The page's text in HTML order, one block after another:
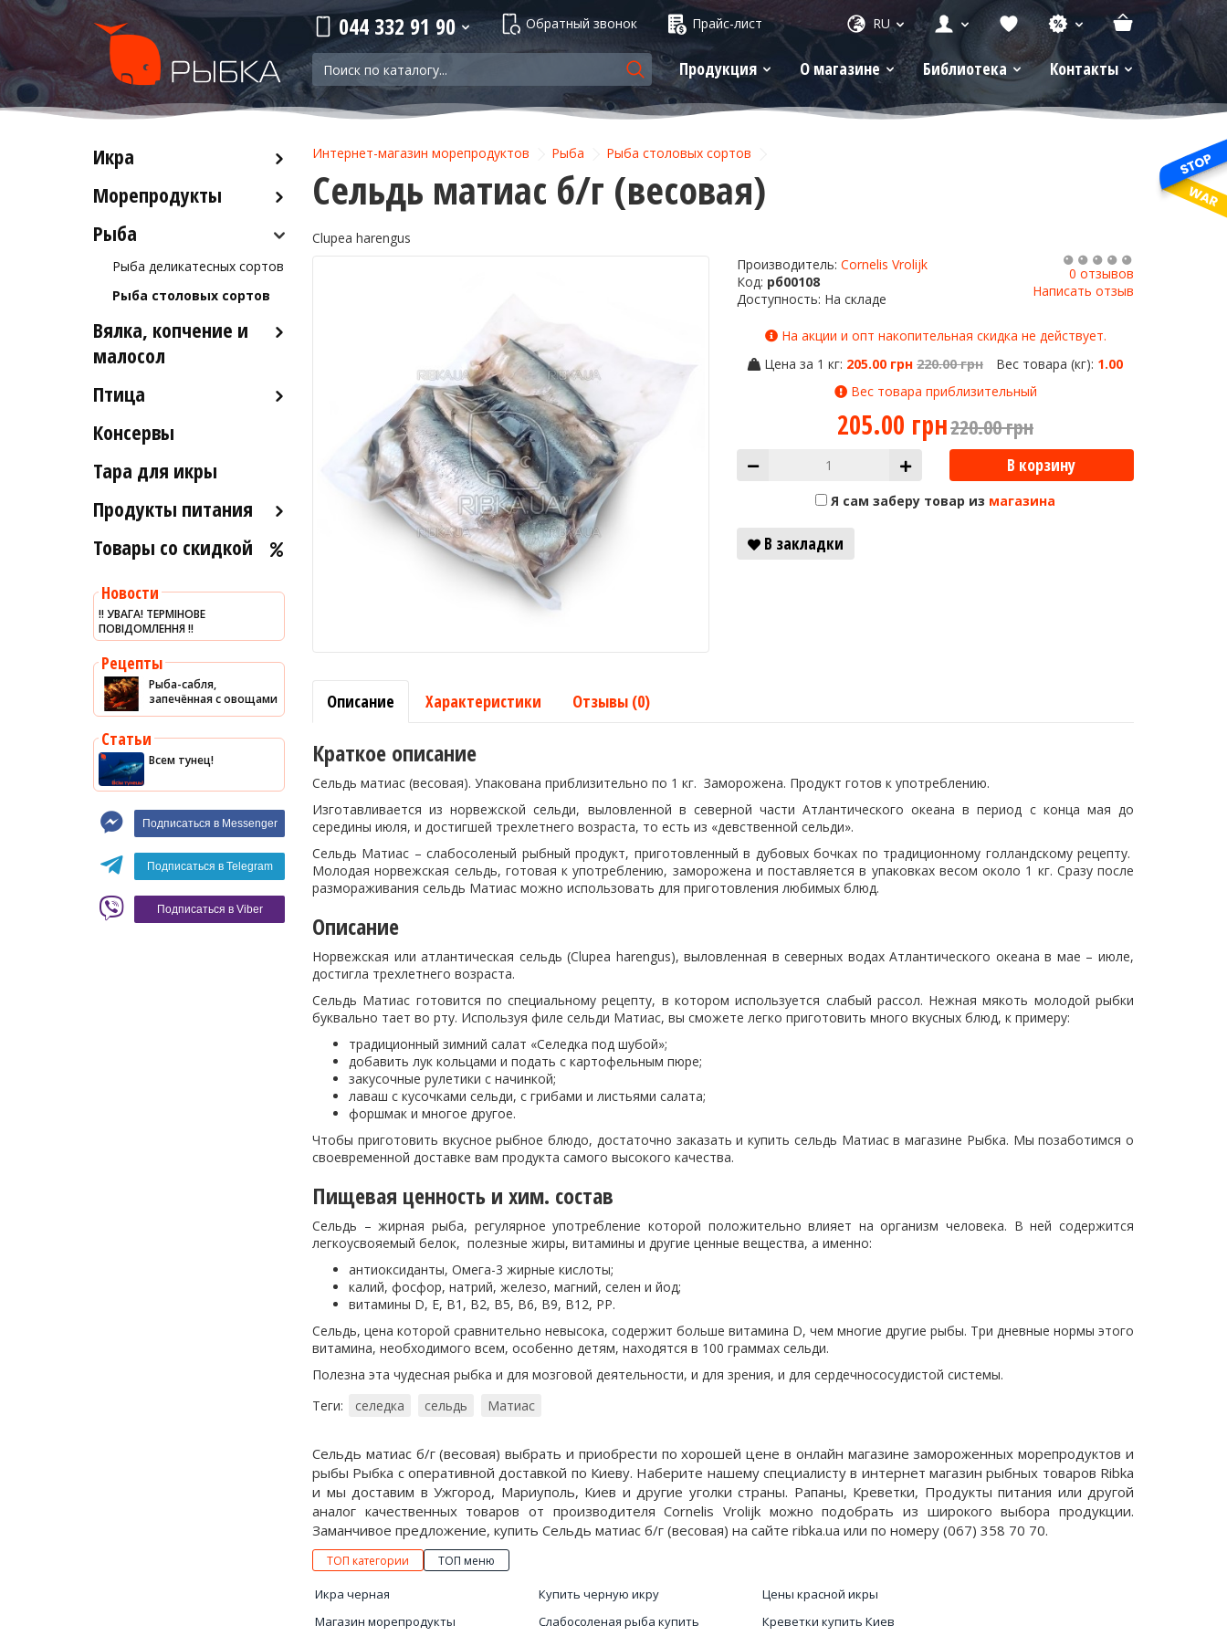
044 332 91 90 Обратный звонок Прайс-лист RU
Продукция О магазине Библиотека Контакты
Икра
Красная икра
Морепродукты
Кальмары
Осьминоги
Крабы
Лобстеры / Омары
Морской коктейль
Морские ежи
Улитки
Устрицы
Рыба
Рыба деликатесных сортов
Рыба столовых сортов
Вялка, копчение и
малосол
Икра вяленая
Рыба слабосоленая
Рыба холодного и
Птица
Индейка
Консервы
Тара для икры
Продукты питания
Оливковое масло
Уксус
Сыры
Соусы
Сладости
Рис
Оливки
Мясные изделия
Вино
Белое вино
Красное вино
Кофе
Blaser
Товары со скидкой
Новости
‼️ УВАГА! ТЕРМІНОВЕ
ПОВІДОМЛЕННЯ ‼️
Рецепты
Рыба-сабля,
запечённая с овощами
Статьи
Всем тунец!
Подписаться в Messenger
Подписаться в Telegram
Подписаться в Viber
Интернет-магазин морепродуктов Рыба Рыба столовых сортов
Сельдь матиас б/г (весовая)
Clupea harengus
Производитель: Cornelis Vrolijk
Код: рб00108
Доступность: На складе
0 отзывов
Написать отзыв
На акции и опт накопительная скидка не действует.
Цена за 1 кг: 205.00 грн 220.00 грн Вес товара (кг): 1.00
Вес товара приблизительный
205.00 грн220.00 грн
В корзину
Я сам заберу товар из магазина
В закладки
Описание Характеристики Отзывы (0)
Краткое описание
Сельдь матиас (весовая). Упакована приблизительно по 1 кг. Заморожена. Продукт готов к употреблению.
Изготавливается из норвежской сельди, выловленной в северной части Атлантического океана в период с конца мая до
середины июля, и достигшей трехлетнего возраста, то есть из «девственной сельди».
Сельдь Матиас – слабосоленый рыбный продукт, приготовленный в дубовых бочках по традиционному голландскому рецепту.
Молодая норвежская сельдь, готовая к употреблению, заморожена и поставляется в упаковках весом около 1 кг. Сразу после
размораживания сельдь Матиас можно использовать для приготовления любимых блюд.
Описание
Норвежская или атлантическая сельдь (Clupea harengus), выловленная в северных водах Атлантического океана в мае – июле,
достигла трехлетнего возраста.
Сельдь Матиас готовится по специальному рецепту, в котором используется слабый рассол. Нежная мякоть молодой рыбки
буквально тает во рту. Используя филе сельди Матиас, вы сможете легко приготовить много вкусных блюд, к примеру:
традиционный зимний салат «Селедка под шубой»;
добавить лук кольцами и подать с картофельным пюре;
закусочные рулетики с начинкой;
лаваш с кусочками сельди, с грибами и листьями салата;
форшмак и многое другое.
Чтобы приготовить вкусное рыбное блюдо, достаточно заказать и купить сельдь Матиас в магазине Рыбка. Мы позаботимся о
своевременной доставке вам продукта самого высокого качества.
Пищевая ценность и хим. состав
Сельдь – жирная рыба, регулярное употребление которой положительно влияет на организм человека. В ней содержится
легкоусвояемый белок, полезные жиры, витамины и другие ценные вещества, а именно:
антиоксиданты, Омега-3 жирные кислоты;
калий, фосфор, натрий, железо, магний, селен и йод;
витамины D, Е, В1, B2, B5, B6, B9, В12, PP.
Сельдь, цена которой сравнительно невысока, содержит больше витамина D, чем многие другие рыбы. Три дневные нормы этого
витамина, необходимого всем, особенно детям, находятся в 100 граммах сельди.
Полезна эта чудесная рыбка и для мозговой деятельности, и для зрения, и для сердечнососудистой системы.
Теги:
селедка сельдь Матиас
Сельдь матиас б/г (весовая) выбрать и приобрести по хорошей цене в онлайн магазине замороженных морепродуктов и
рыбы Рыбка с оперативной доставкой по Киеву. Наберите нашему специалисту в интернет магазин рыбных товаров Ribka
и мы доставим в Ужгород, Мариуполь, Киев и другие уголки страны. Рапаны, Креветки, Продукты питания или другой
аналог качественных товаров от производителя Cornelis Vrolijk можно подобрать из широкого выбора продукции.
Заманчивое предложение, купить Сельдь матиас б/г (весовая) на сайте ribka.ua или по номеру (067) 358 70 70.
ТОП категории ТОП меню
Икра черная
Магазин морепродукты
Купить черную икру
Слабосоленая рыба купить
Цены красной икры
Креветки купить Киев